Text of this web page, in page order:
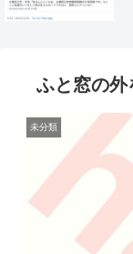
ふと窓の外
未分類